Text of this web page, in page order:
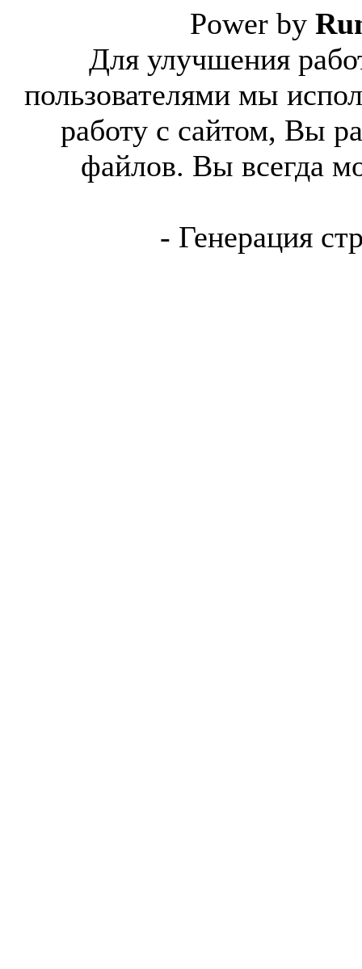
Power by
Для улучшения
пользователями мы
работу с сайтом, Вы
файлов. Вы всегда
- Генерация